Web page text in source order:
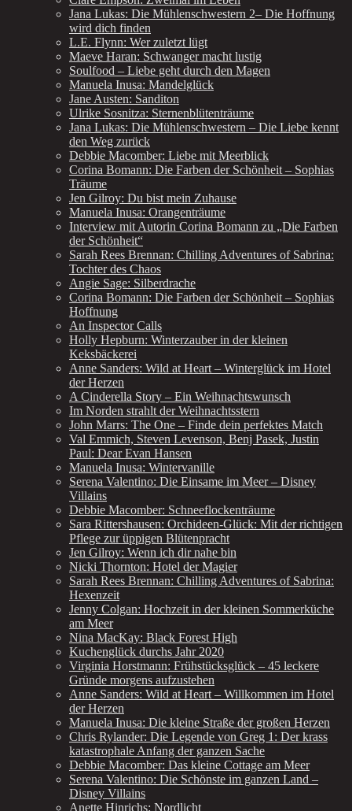
Jana Lukas: Die Mühlenschwestern 2– Die Hoffnung
wird dich finden
L.E. Flynn: Wer zuletzt lügt
Maeve Haran: Schwanger macht lustig
Soulfood – Liebe geht durch den Magen
Manuela Inusa: Mandelglück
Jane Austen: Sanditon
Ulrike Sosnitza: Sternenblütenträume
Jana Lukas: Die Mühlenschwestern – Die Liebe kennt
den Weg zurück
Debbie Macomber: Liebe mit Meerblick
Corina Bomann: Die Farben der Schönheit – Sophias
Träume
Jen Gilroy: Du bist mein Zuhause
Manuela Inusa: Orangenträume
Interview mit Autorin Corina Bomann zu „Die Farben
der Schönheit“
Sarah Rees Brennan: Chilling Adventures of Sabrina:
Tochter des Chaos
Angie Sage: Silberdrache
Corina Bomann: Die Farben der Schönheit – Sophias
Hoffnung
An Inspector Calls
Holly Hepburn: Winterzauber in der kleinen
Keksbäckerei
Anne Sanders: Wild at Heart – Winterglück im Hotel
der Herzen
A Cinderella Story – Ein Weihnachtswunsch
Im Norden strahlt der Weihnachtsstern
John Marrs: The One – Finde dein perfektes Match
Val Emmich, Steven Levenson, Benj Pasek, Justin
Paul: Dear Evan Hansen
Manuela Inusa: Wintervanille
Serena Valentino: Die Einsame im Meer – Disney
Villains
Debbie Macomber: Schneeflockenträume
Sara Rittershausen: Orchideen-Glück: Mit der richtigen
Pflege zur üppigen Blütenpracht
Jen Gilroy: Wenn ich dir nahe bin
Nicki Thornton: Hotel der Magier
Sarah Rees Brennan: Chilling Adventures of Sabrina:
Hexenzeit
Jenny Colgan: Hochzeit in der kleinen Sommerküche
am Meer
Nina MacKay: Black Forest High
Kuchenglück durchs Jahr 2020
Virginia Horstmann: Frühstücksglück – 45 leckere
Gründe morgens aufzustehen
Anne Sanders: Wild at Heart – Willkommen im Hotel
der Herzen
Manuela Inusa: Die kleine Straße der großen Herzen
Chris Rylander: Die Legende von Greg 1: Der krass
katastrophale Anfang der ganzen Sache
Debbie Macomber: Das kleine Cottage am Meer
Serena Valentino: Die Schönste im ganzen Land –
Disney Villains
Anette Hinrichs: Nordlicht